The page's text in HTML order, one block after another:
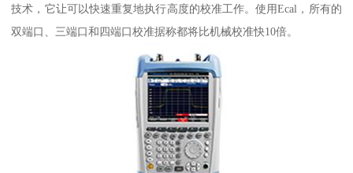
技术，它让可以快速重复地执行高度的校准工作。使用Ecal，所有的
双端口、三端口和四端口校准据称都将比机械校准快10倍。